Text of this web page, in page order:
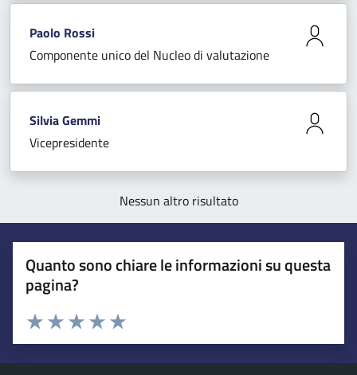
Paolo Rossi
Componente unico del Nucleo di valutazione
Silvia Gemmi
Vicepresidente
Nessun altro risultato
Quanto sono chiare le informazioni su questa
pagina?
Esprimi una valutazione
Valuta 5 stelle su 5
Valuta 4 stelle su 5
Valuta 3 stelle su 5
Valuta 2 stelle su 5
Valuta 1 stelle su 5